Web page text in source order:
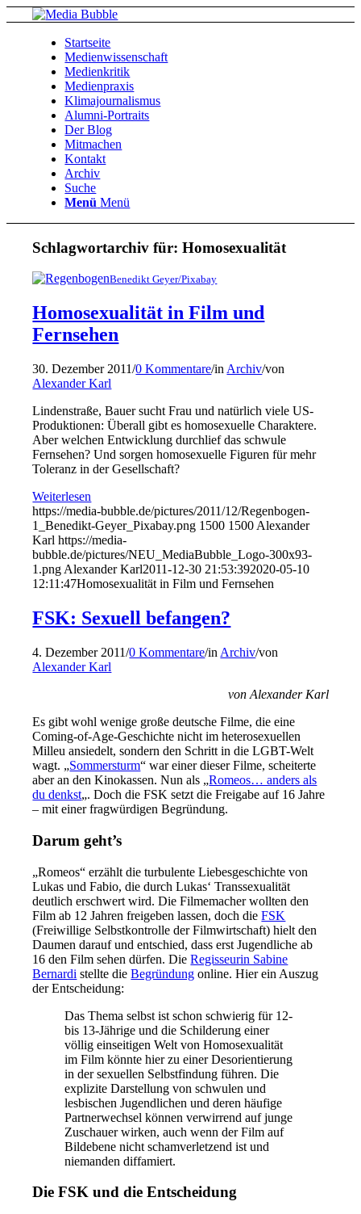
Startseite
Medienwissenschaft
Medienkritik
Medienpraxis
Klimajournalismus
Alumni-Portraits
Der Blog
Mitmachen
Kontakt
Archiv
Suche
Menü Menü
Schlagwortarchiv für:Homosexualität
Benedikt Geyer/Pixabay
Homosexualität in Film und
Fernsehen
30. Dezember 2011/0 Kommentare/in Archiv/von
Alexander Karl
Lindenstraße, Bauer sucht Frau und natürlich viele US-
Produktionen: Überall gibt es homosexuelle Charaktere.
Aber welchen Entwicklung durchlief das schwule
Fernsehen? Und sorgen homosexuelle Figuren für mehr
Toleranz in der Gesellschaft?
Weiterlesen
https://media-bubble.de/pictures/2011/12/Regenbogen-
1_Benedikt-Geyer_Pixabay.png 1500 1500 Alexander
Karl https://media-
bubble.de/pictures/NEU_MediaBubble_Logo-300x93-
1.png Alexander Karl2011-12-30 21:53:392020-05-10
12:11:47Homosexualität in Film und Fernsehen
FSK: Sexuell befangen?
4. Dezember 2011/0 Kommentare/in Archiv/von
Alexander Karl
von Alexander Karl
Es gibt wohl wenige große deutsche Filme, die eine
Coming-of-Age-Geschichte nicht im heterosexuellen
Milleu ansiedelt, sondern den Schritt in die LGBT-Welt
wagt. „Sommersturm“ war einer dieser Filme, scheiterte
aber an den Kinokassen. Nun als „Romeos… anders als
du denkst„. Doch die FSK setzt die Freigabe auf 16 Jahre
– mit einer fragwürdigen Begründung.
Darum geht’s
„Romeos“ erzählt die turbulente Liebesgeschichte von
Lukas und Fabio, die durch Lukas‘ Transsexualität
deutlich erschwert wird. Die Filmemacher wollten den
Film ab 12 Jahren freigeben lassen, doch dieFSK
(Freiwillige Selbstkontrolle der Filmwirtschaft) hielt den
Daumen darauf und entschied, dass erst Jugendliche ab
16 den Film sehen dürfen. DieRegisseurin Sabine
Bernardi stellte dieBegründung online. Hier ein Auszug
der Entscheidung:
Das Thema selbst ist schon schwierig für 12-
bis 13-Jährige und die Schilderung einer
völlig einseitigen Welt von Homosexualität
im Film könnte hier zu einer Desorientierung
in der sexuellen Selbstfindung führen. Die
explizite Darstellung von schwulen und
lesbischen Jugendlichen und deren häufige
Partnerwechsel können verwirrend auf junge
Zuschauer wirken, auch wenn der Film auf
Bildebene nicht schamverletzend ist und
niemanden diffamiert.
Die FSK und die Entscheidung